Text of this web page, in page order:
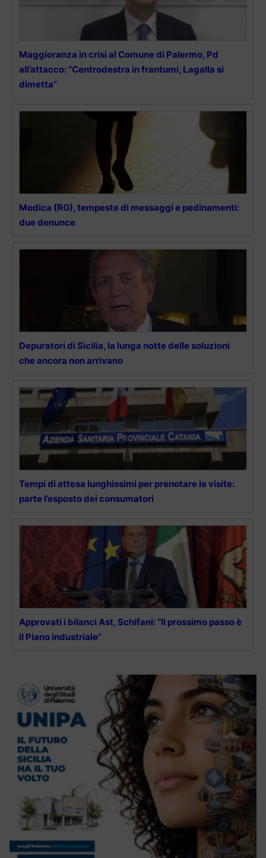
Maggioranza in crisi al Comune di Palermo, Pd
all’attacco: “Centrodestra in frantumi, Lagalla si
dimetta”
Modica (RG), tempeste di messaggi e pedinamenti:
due denunce
Depuratori di Sicilia, la lunga notte delle soluzioni
che ancora non arrivano
Tempi di attesa lunghissimi per prenotare le visite:
parte l’esposto dei consumatori
Approvati i bilanci Ast, Schifani: “Il prossimo passo è
il Piano industriale”